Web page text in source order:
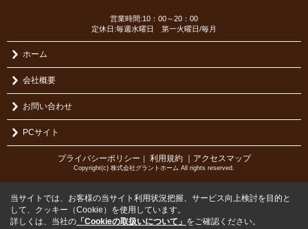
営業時間:10：00～20：00
定休日:毎週水曜日 第一火曜日/毎月
ホーム
会社概要
お問い合わせ
PCサイト
プライバシーポリシー ｜ 利用規約 ｜アクセスマップ
Copyright(c) 株式会社グラントホーム All rights reserved.
当サイトでは、お客様の当サイト利用状況把握、サービス向上検討を目的と
して、クッキー（Cookie）を使用しています。
詳しくは、当社の 「Cookieの取扱いについて」 をご確認ください。